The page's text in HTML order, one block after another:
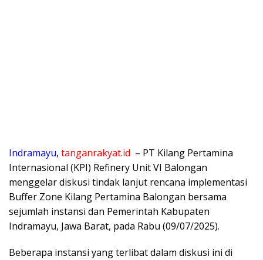
Indramayu, tanganrakyat.id – PT Kilang Pertamina
Internasional (KPI) Refinery Unit VI Balongan
menggelar diskusi tindak lanjut rencana implementasi
Buffer Zone Kilang Pertamina Balongan bersama
sejumlah instansi dan Pemerintah Kabupaten
Indramayu, Jawa Barat, pada Rabu (09/07/2025).
Beberapa instansi yang terlibat dalam diskusi ini di